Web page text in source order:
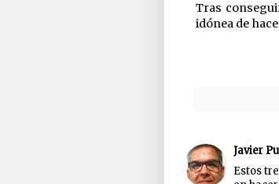
Tras
idónea de
Javier
Estos